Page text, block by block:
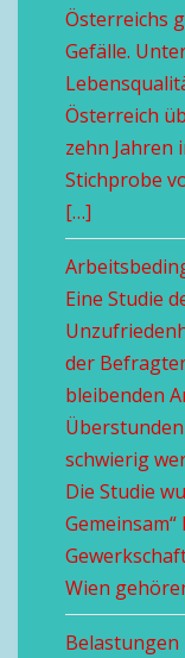
Österreichs
Gefälle.
Österreich
zehn Jahren
Stichprobe
[…]
Eine Studie
der
bleibenden
schwierig
Die Studie
Wien
Belastungen